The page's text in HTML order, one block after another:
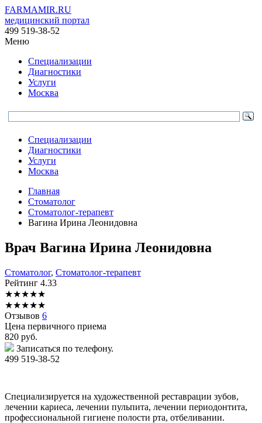
FARMAMIR.RU
медицинский портал
499 519-38-52
Меню
Специализации
Диагностики
Услуги
Москва
Специализации
Диагностики
Услуги
Москва
Главная
Стоматолог
Стоматолог-терапевт
Вагина Ирина Леонидовна
Врач Вагина Ирина Леонидовна
Стоматолог, Стоматолог-терапевт
Рейтинг 4.33
★★★★★
★★★★★
Отзывов 6
Цена первичного приема
820 руб.
Записаться по телефону.
499 519-38-52
Специализируется на художественной реставрации зубов,
лечении кариеса, лечении пульпита, лечении периодонтита,
профессиональной гигиене полости рта, отбеливании.